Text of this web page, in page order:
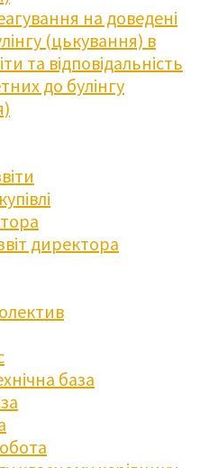
на доведені
(цькування) в
та відповідальність
до булінгу
директора
база